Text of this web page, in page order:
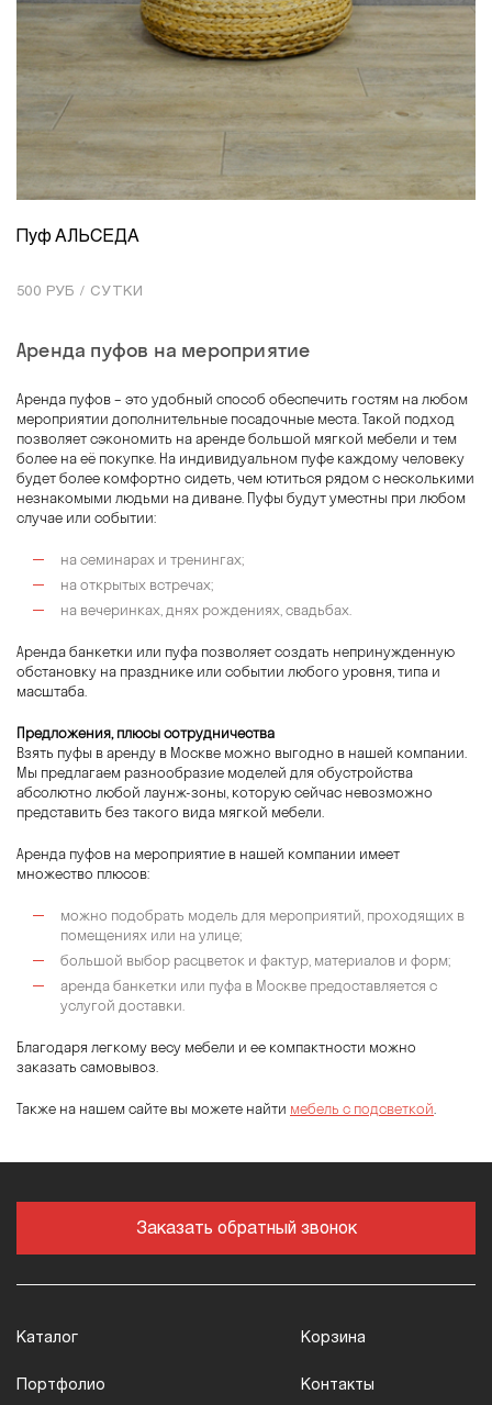
КОЛИЧЕСТВО
Пуф АЛЬСЕДА
500 РУБ / СУТКИ
Аренда пуфов на мероприятие
Аренда пуфов – это удобный способ обеспечить гостям на любом
мероприятии дополнительные посадочные места. Такой подход
позволяет сэкономить на аренде большой мягкой мебели и тем
более на её покупке. На индивидуальном пуфе каждому человеку
будет более комфортно сидеть, чем ютиться рядом с несколькими
незнакомыми людьми на диване. Пуфы будут уместны при любом
случае или событии:
на семинарах и тренингах;
на открытых встречах;
на вечеринках, днях рождениях, свадьбах.
Аренда банкетки или пуфа позволяет создать непринужденную
обстановку на празднике или событии любого уровня, типа и
масштаба.
Предложения, плюсы сотрудничества
Взять пуфы в аренду в Москве можно выгодно в нашей компании.
Мы предлагаем разнообразие моделей для обустройства
абсолютно любой лаунж-зоны, которую сейчас невозможно
представить без такого вида мягкой мебели.
Аренда пуфов на мероприятие в нашей компании имеет
множество плюсов:
можно подобрать модель для мероприятий, проходящих в
помещениях или на улице;
большой выбор расцветок и фактур, материалов и форм;
аренда банкетки или пуфа в Москве предоставляется с
услугой доставки.
Благодаря легкому весу мебели и ее компактности можно
заказать самовывоз.
Также на нашем сайте вы можете найти мебель с подсветкой
Заказать обратный звонок
Каталог Корзина
Портфолио Контакты